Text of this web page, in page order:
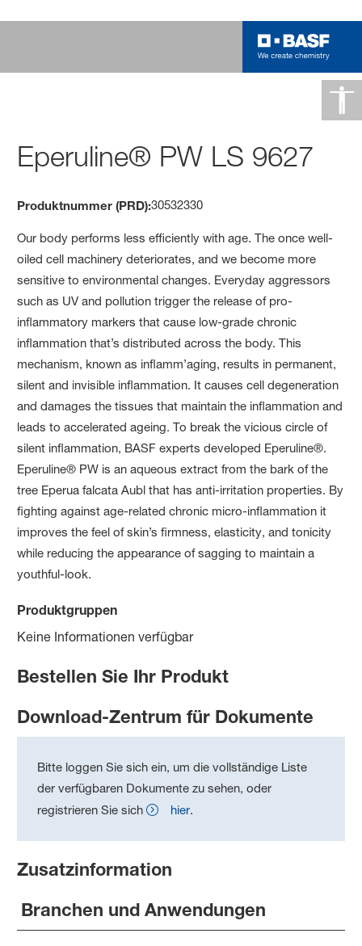
Eperuline® PW LS 9627
Produktnummer (PRD):30532330
Our body performs less efficiently with age. The once well-
oiled cell machinery deteriorates, and we become more
sensitive to environmental changes. Everyday aggressors
such as UV and pollution trigger the release of pro-
inflammatory markers that cause low-grade chronic
inflammation that’s distributed across the body. This
mechanism, known as inflamm’aging, results in permanent,
silent and invisible inflammation. It causes cell degeneration
and damages the tissues that maintain the inflammation and
leads to accelerated ageing. To break the vicious circle of
silent inflammation, BASF experts developed Eperuline®.
Eperuline® PW is an aqueous extract from the bark of the
tree Eperua falcata Aubl that has anti-irritation properties. By
fighting against age-related chronic micro-inflammation it
improves the feel of skin’s firmness, elasticity, and tonicity
while reducing the appearance of sagging to maintain a
youthful-look.
Produktgruppen
Keine Informationen verfügbar
Bestellen Sie Ihr Produkt
Download-Zentrum für Dokumente
Bitte loggen Sie sich ein, um die vollständige Liste
der verfügbaren Dokumente zu sehen, oder
registrieren Sie sich
hier.
Zusatzinformation
Branchen und Anwendungen